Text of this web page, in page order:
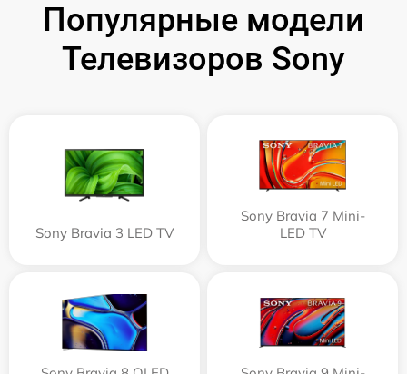
Популярные модели
Телевизоров Sony
Sony Bravia 3 LED TV
Sony Bravia 7 Mini-
LED TV